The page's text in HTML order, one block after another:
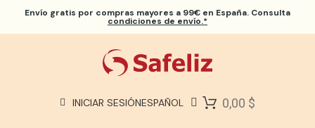
Envío gratis por compras mayores a 99€ en España. Consulta
condiciones de envío.*
INICIAR SESIÓNESPAÑOL 0,00 $